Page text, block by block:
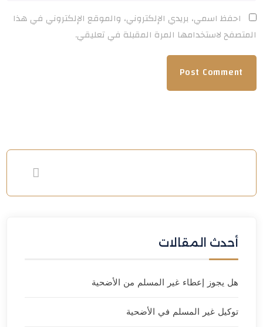
احفظ اسمي، بريدي الإلكتروني، والموقع الإلكتروني في هذا
المتصفح لاستخدامها المرة المقبلة في تعليقي.
أحدث المقالات
هل يجوز إعطاء غير المسلم من الأضحية
توكيل غير المسلم في الأضحية